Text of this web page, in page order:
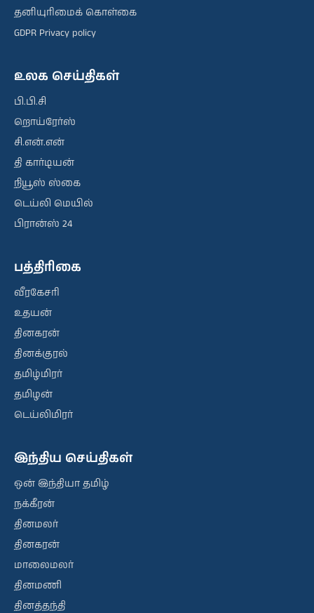
தனியுரிமைக் கொள்கை
GDPR Privacy policy
உலக செய்திகள்
பி.பி.சி
றொய்ரேர்ஸ்
சி.என்.என்
தி கார்டியன்
நியூஸ் ஸ்கை
டெய்லி மெயில்
பிரான்ஸ் 24
பத்திரிகை
வீரகேசரி
உதயன்
தினகரன்
தினக்குரல்
தமிழ்மிரர்
தமிழன்
டெய்லிமிரர்
இந்திய செய்திகள்
ஒன் இந்தியா தமிழ்
நக்கீரன்
தினமலர்
தினகரன்
மாலைமலர்
தினமணி
தினத்தந்தி